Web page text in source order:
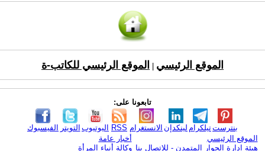
الموقع الرئيسي الموقع الرئيسي للكاتب-ة
تابعونا على:
الفيسبوك التويتر اليوتيوب RSS الانستغرام لينكدإن تيلكرامبنترست
الموقع الرئيسي
هيئة ادارة الحوار المتمدن - للإتصال بنا
أخبار عامة
وكالة أنباء المرأة